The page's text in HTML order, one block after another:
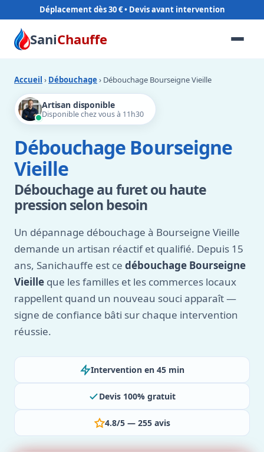
Déplacement dès 30 €
SaniChauffe
Accueil › Débouchage › Débouchage Bourseigne Vieille
Artisan disponible
Disponible chez vous à 11h30
Débouchage Bourseigne
Vieille
Débouchage au furet ou haute
pression selon besoin
Un dépannage débouchage à Bourseigne Vieille
demande un artisan réactif et qualifié. Depuis 15
ans, Sanichauffe est ce débouchage Bourseigne
Vieille que les familles et les commerces locaux
rappellent quand un nouveau souci apparaît —
signe de confiance bâti sur chaque intervention
réussie.
Intervention en 45 min
Devis 100% gratuit
4.8/5 — 255 avis